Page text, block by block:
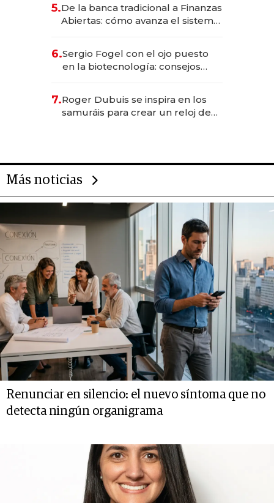
5.De la banca tradicional a Finanzas
Abiertas: cómo avanza el sistema
6.Sergio Fogel con el ojo puesto
en la biotecnología: consejos
rol de la IA
7.Roger Dubuis se inspira en los
samuráis para crear un reloj de
Más noticias
Renunciar en silencio: el nuevo síntoma que no
detecta ningún organigrama